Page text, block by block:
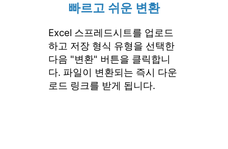
빠르고 쉬운 변환
Excel 스프레드시트를 업로드
하고 저장 형식 유형을 선택한
다음 "변환" 버튼을 클릭합니
다. 파일이 변환되는 즉시 다운
로드 링크를 받게 됩니다.